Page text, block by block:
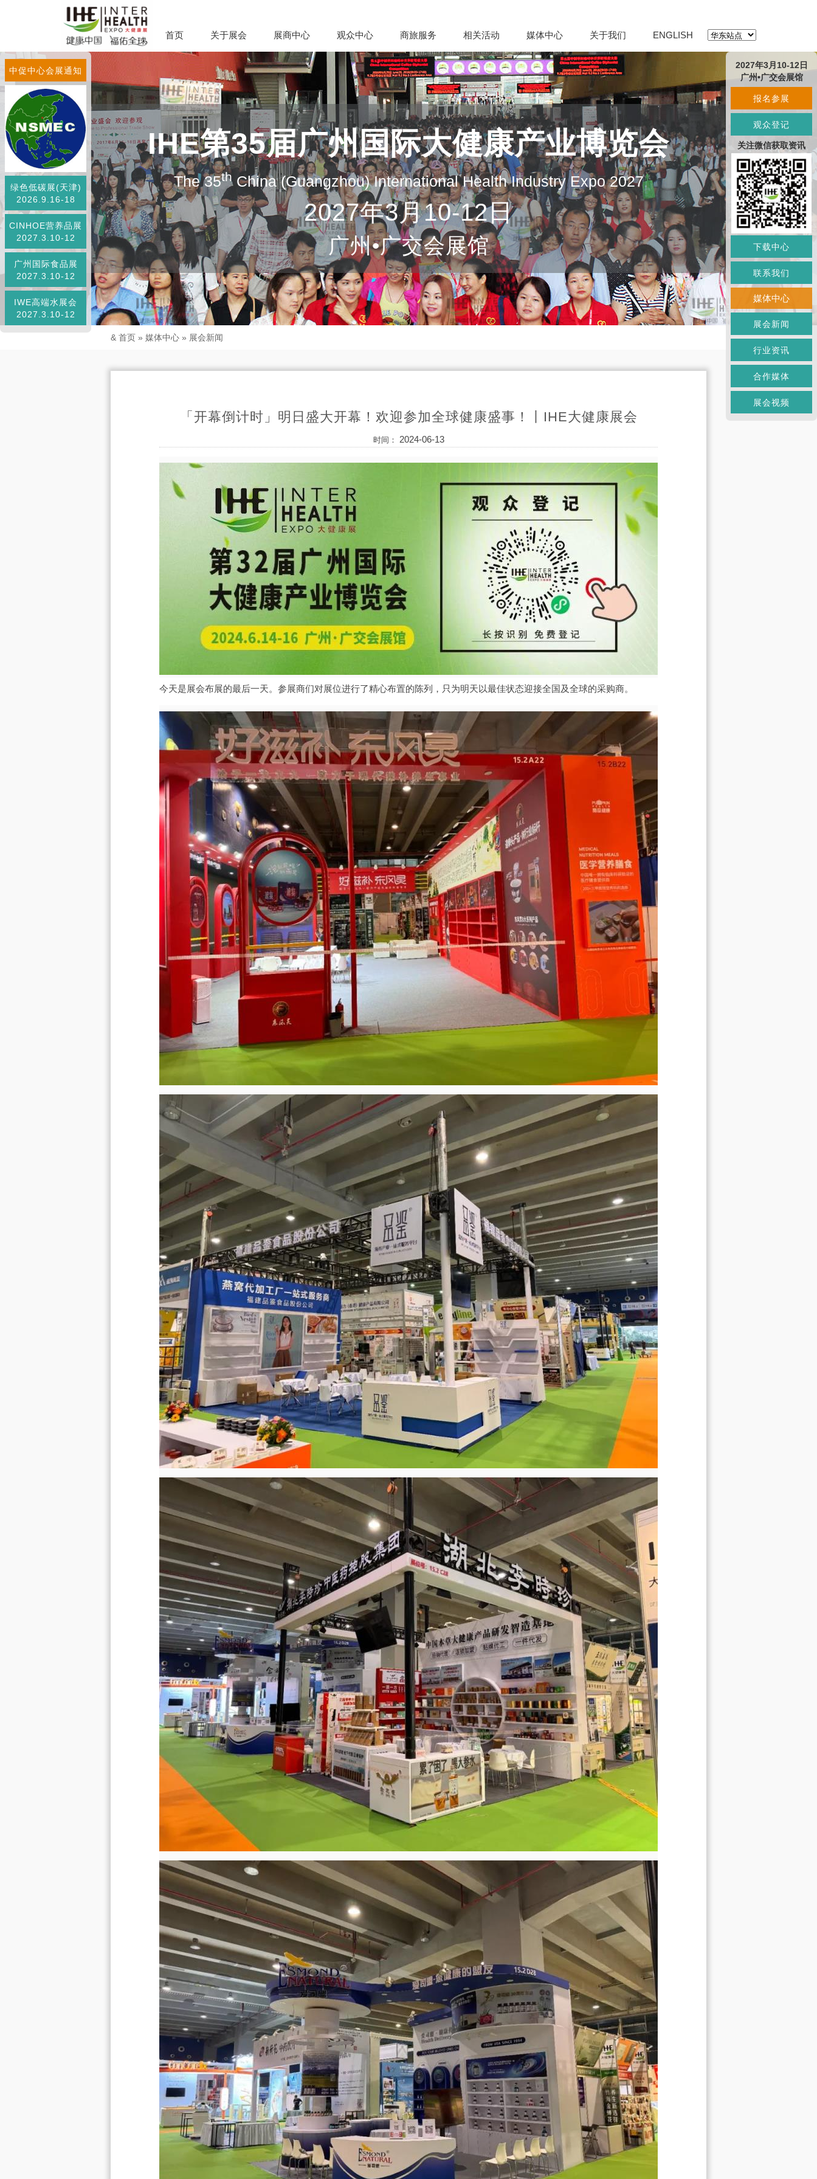
首页 关于展会 展商中心 观众中心 商旅服务 相关活动 媒体中心 关于我们 ENGLISH
IHE第35届广州国际大健康产业博览会
The 35thChina (Guangzhou) International Health Industry Expo 2027
2027年3月10-12日
广州•广交会展馆
中促中心会展通知
绿色低碳展(天津)
2026.9.16-18
CINHOE营养品展
2027.3.10-12
广州国际食品展
2027.3.10-12
IWE高端水展会
2027.3.10-12
& 首页 » 媒体中心 » 展会新闻
「开幕倒计时」明日盛大开幕！欢迎参加全球健康盛事！丨IHE大健康展会
时间： 2024-06-13
今天是展会布展的最后一天。参展商们对展位进行了精心布置的陈列，只为明天以最佳状态迎接全国及全球的采购商。
2027年3月10-12日
广州•广交会展馆
报名参展
观众登记
关注微信获取资讯
下载中心
联系我们
媒体中心
展会新闻
行业资讯
合作媒体
展会视频